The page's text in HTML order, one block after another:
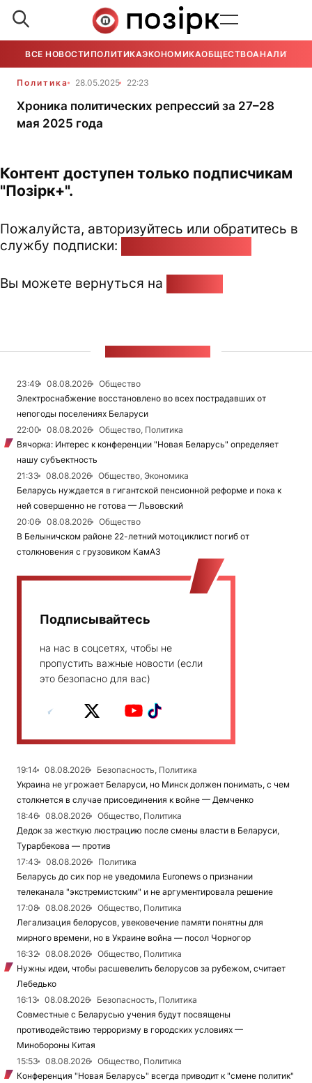
ВСЕ НОВОСТИ ПОЛИТИКАЭКОНОМИКАОБЩЕСТВОАНАЛИТИКА
Политика 28.05.2025 22:23
Хроника политических репрессий за 27–28
мая 2025 года
Контент доступен только подписчикам
"Позірк+".
Пожалуйста, авторизуйтесь или обратитесь в
службу подписки:
Вы можете вернуться на
23:49 08.08.2026
Общество
Электроснабжение восстановлено во всех пострадавших от
непогоды поселениях Беларуси
22:00
08.08.2026
Общество, Политика
Вячорка: Интерес к конференции "Новая Беларусь" определяет
нашу субъектность
21:33
08.08.2026
Общество, Экономика
Беларусь нуждается в гигантской пенсионной реформе и пока к
ней совершенно не готова — Львовский
20:06
08.08.2026
Общество
В Белыничском районе 22-летний мотоциклист погиб от
столкновения с грузовиком КамАЗ
Подписывайтесь
на нас в соцсетях, чтобы не
пропустить важные новости (если
это безопасно для вас)
19:14 08.08.2026
Безопасность, Политика
Украина не угрожает Беларуси, но Минск должен понимать, с чем
столкнется в случае присоединения к войне — Демченко
18:46
08.08.2026
Общество, Политика
Дедок за жесткую люстрацию после смены власти в Беларуси,
Турарбекова — против
17:43
08.08.2026
Политика
Беларусь до сих пор не уведомила Euronews о признании
телеканала "экстремистским" и не аргументировала решение
17:08
08.08.2026
Общество, Политика
Легализация белорусов, увековечение памяти понятны для
мирного времени, но в Украине война — посол Чорногор
16:32
08.08.2026
Общество, Политика
Нужны идеи, чтобы расшевелить белорусов за рубежом, считает
Лебедько
16:13
08.08.2026
Безопасность, Политика
Совместные с Беларусью учения будут посвящены
противодействию терроризму в городских условиях —
Минобороны Китая
15:53
08.08.2026
Общество, Политика
Конференция "Новая Беларусь" всегда приводит к "смене политик"